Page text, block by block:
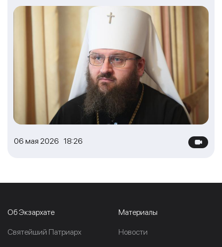
06 мая 2026 18:26
Об Экзархате
Cвятейший Патриарх
Материалы
Новости